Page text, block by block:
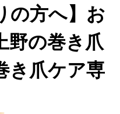
の方へ】お
の巻き爪
き爪ケア専